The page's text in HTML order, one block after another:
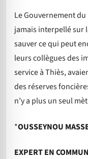
Le Gouvernement
jamais interpellé sur
sauver ce qui peut
leurs collègues des
service à Thiès,
des réserves
n’y a plus un seul
*OUSSEYNOU
EXPERT EN